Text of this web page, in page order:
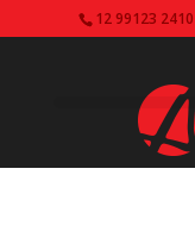
12 99123 2410